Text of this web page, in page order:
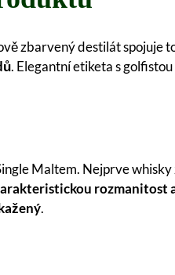
zbarvený destilát spojuje
. Elegantní etiketa s
Maltem. Nejprve
rozmanitost
.